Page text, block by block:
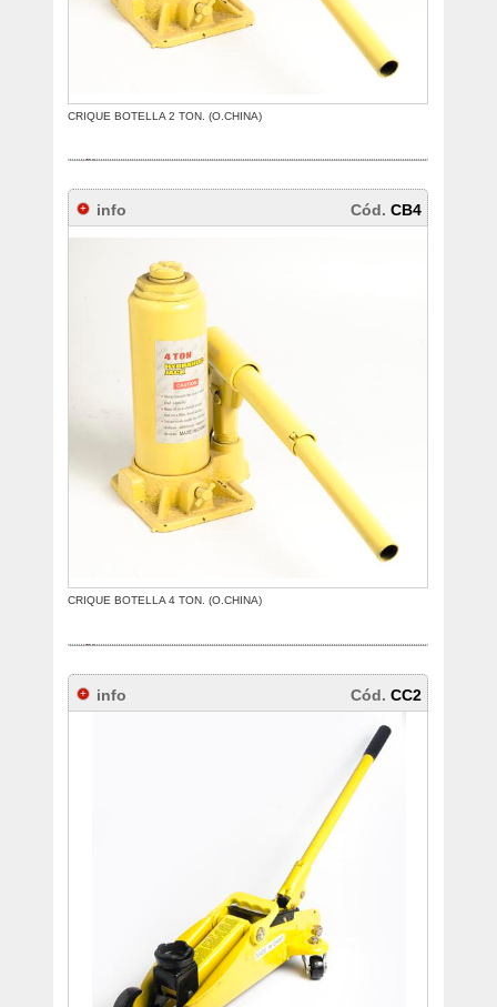
CRIQUE BOTELLA 2 TON. (O.CHINA)
info Cód.CB4
CRIQUE BOTELLA 4 TON. (O.CHINA)
info Cód.CC2